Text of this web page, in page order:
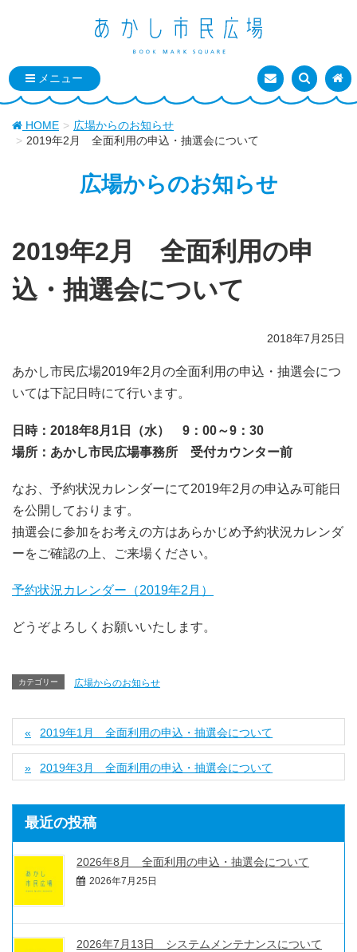
お問い合わせ
検索を表
ト
HOME
広場からのお知らせ
2019年2月 全面利用の申込・抽選会について
広場からのお知らせ
2019年2月 全面利用の申
込・抽選会について
2018年7月25日
あかし市民広場2019年2月の全面利用の申込・抽選会につ
いては下記日時にて行います。
日時：2018年8月1日（水） 9：00～9：30
場所：あかし市民広場事務所 受付カウンター前
なお、予約状況カレンダーにて2019年2月の申込み可能日
を公開しております。
抽選会に参加をお考えの方はあらかじめ予約状況カレンダ
ーをご確認の上、ご来場ください。
予約状況カレンダー（2019年2月）
どうぞよろしくお願いいたします。
カテゴリー 広場からのお知らせ
2019年1月 全面利用の申込・抽選会について
2019年3月 全面利用の申込・抽選会について
最近の投稿
2026年8月 全面利用の申込・抽選会について
2026年7月25日
2026年7月13日 システムメンテナンスについて